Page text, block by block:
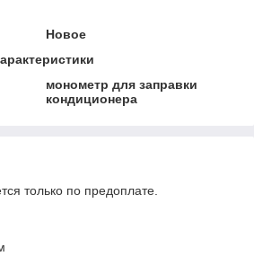
Новое
монометр для заправки
кондиционера
только по предоплате.